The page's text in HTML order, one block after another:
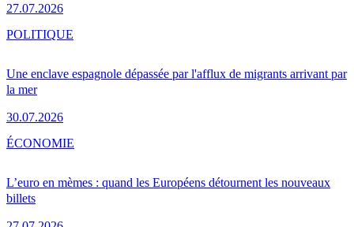
27.07.2026
Une enclave espagnole dépassée par l'afflux de migrants arrivant par
la mer
30.07.2026
POLITIQUE
L’euro en mèmes : quand les Européens détournent les nouveaux
billets
ÉCONOMIE